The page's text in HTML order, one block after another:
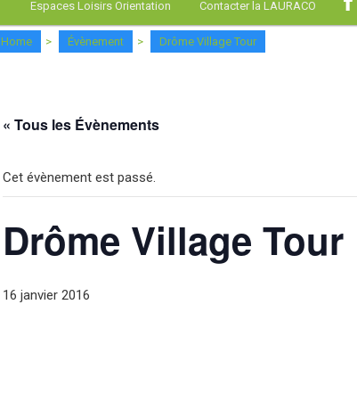
Espaces Loisirs Orientation Contacter la LAURACO
Home > Évènement > Drôme Village Tour
« Tous les Évènements
Cet évènement est passé.
Drôme Village Tour
16 janvier 2016